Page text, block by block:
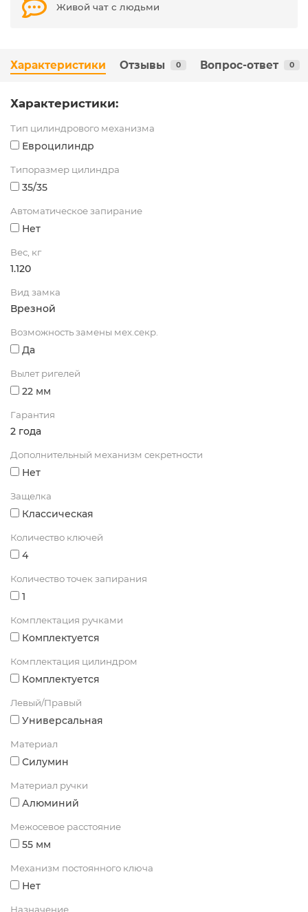
Живой чат с людьми
Характеристики Отзывы 0 Вопрос-ответ 0
Характеристики:
Тип цилиндрового механизма
Евроцилиндр
Типоразмер цилиндра
35/35
Автоматическое запирание
Нет
Вес, кг
1.120
Вид замка
Врезной
Возможность замены мех.секр.
Да
Вылет ригелей
22 мм
Гарантия
2 года
Дополнительный механизм секретности
Нет
Защелка
Классическая
Количество ключей
4
Количество точек запирания
1
Комплектация ручками
Комплектуется
Комплектация цилиндром
Комплектуется
Левый/Правый
Универсальная
Материал
Силумин
Материал ручки
Алюминий
Межосевое расстояние
55 мм
Механизм постоянного ключа
Нет
Назначение